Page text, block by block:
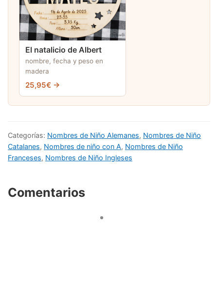
El natalicio de Albert
nombre, fecha y peso en
madera
25,95€ →
Categorías: Nombres de Niño Alemanes, Nombres de Niño
Catalanes, Nombres de niño con A, Nombres de Niño
Franceses, Nombres de Niño Ingleses
Comentarios